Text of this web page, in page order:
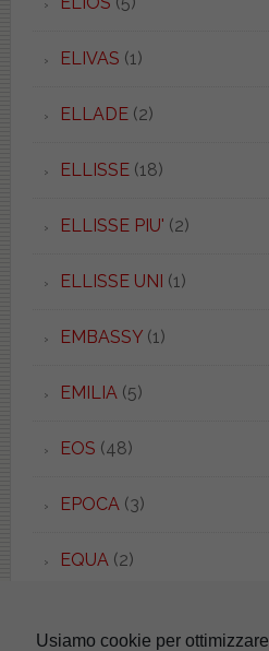
ELIVAS (1)
ELLADE(2)
ELLISSE(18)
ELLISSE PIU' (2)
ELLISSE UNI (1)
EMBASSY(1)
EMILIA(5)
EOS (48)
EPOCA(3)
EQUA(2)
Usiamo cookie per